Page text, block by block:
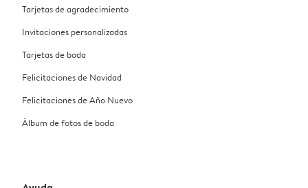
Tarjetas de agradecimiento
Invitaciones personalizadas
Tarjetas de boda
Felicitaciones de Navidad
Felicitaciones de Año Nuevo
Álbum de fotos de boda